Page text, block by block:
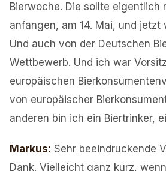
Bierwoche. Die sollte eigentlich
anfangen, am 14. Mai, und jetzt
Und auch von der Deutschen
Wettbewerb. Und ich war
europäischen
von europäischer
anderen bin ich ein Biertrinker,
Markus: Sehr beeindruckende
Dank. Vielleicht ganz kurz,